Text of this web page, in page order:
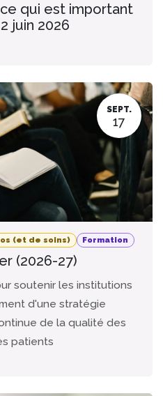
qui est important
juin 2026
SEPT.
17
(et de soins) Formation
(2026-27)
soutenir les institutions
d'une stratégie
de la qualité des
patients